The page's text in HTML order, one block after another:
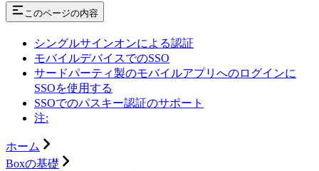
このページの内容
シングルサインオンによる認証
モバイルデバイスでのSSO
サードパーティ製のモバイルアプリへのログインに
SSOを使用する
SSOでのパスキー認証のサポート
注:
ホーム
Boxの基礎